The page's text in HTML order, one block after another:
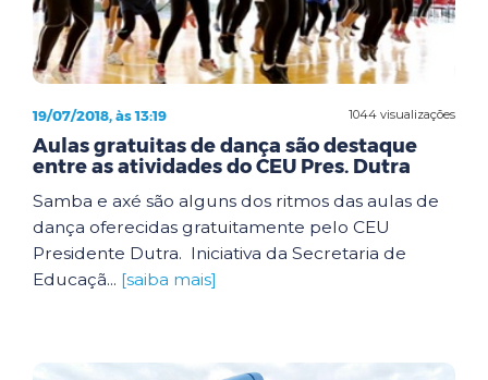
1044 visualizações
19/07/2018, às 13:19
Aulas gratuitas de dança são destaque
entre as atividades do CEU Pres. Dutra
Samba e axé são alguns dos ritmos das aulas de
dança oferecidas gratuitamente pelo CEU
Presidente Dutra. Iniciativa da Secretaria de
Educaçã... [saiba mais]